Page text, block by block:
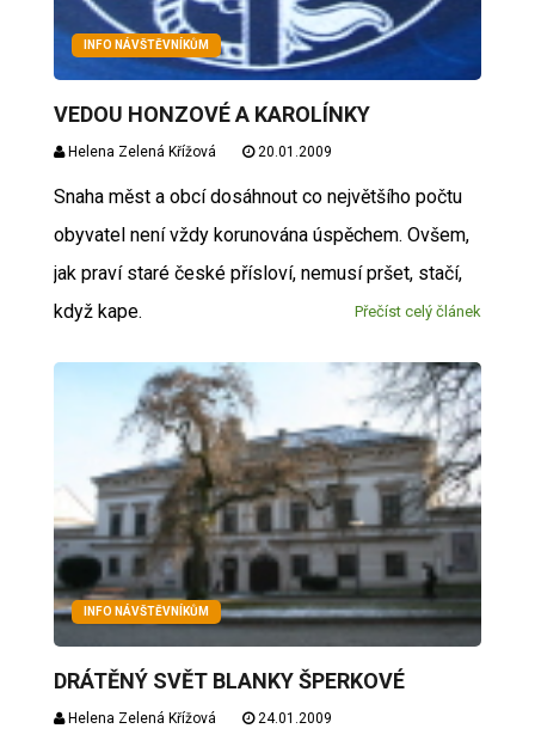
INFO NÁVŠTĚVNÍKŮM
VEDOU HONZOVÉ A KAROLÍNKY
Helena Zelená Křížová 20.01.2009
Snaha měst a obcí dosáhnout co největšího počtu
obyvatel není vždy korunována úspěchem. Ovšem,
jak praví staré české přísloví, nemusí pršet, stačí,
když kape.
Přečíst celý článek
INFO NÁVŠTĚVNÍKŮM
DRÁTĚNÝ SVĚT BLANKY ŠPERKOVÉ
Helena Zelená Křížová 24.01.2009